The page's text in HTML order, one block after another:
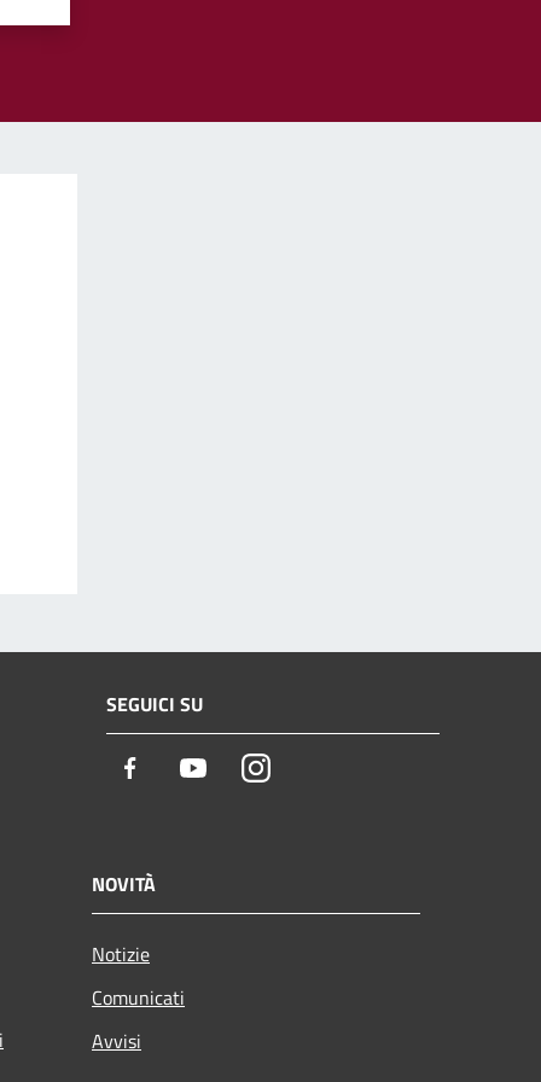
SEGUICI SU
Facebook YoutubeInstagram
NOVITÀ
Notizie
Comunicati
Avvisi